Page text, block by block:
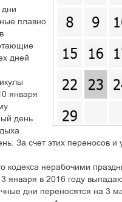
плавно
дней
января
день
За счет этих переносов
кодекса нерабочими
января в 2016 году
дни переносятся на 3